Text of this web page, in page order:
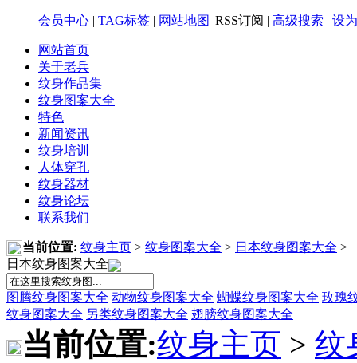
会员中心 | TAG标签 | 网站地图 |RSS订阅 | 高级搜索 | 设
网站首页
关于老兵
纹身作品集
纹身图案大全
特色
新闻资讯
纹身培训
人体穿孔
纹身器材
纹身论坛
联系我们
当前位置: 纹身主页 > 纹身图案大全 > 日本纹身图案大全 >
日本纹身图案大全
图腾纹身图案大全 动物纹身图案大全 蝴蝶纹身图案大全 玫瑰
纹身图案大全 另类纹身图案大全 翅膀纹身图案大全
当前位置:纹身主页 > 纹